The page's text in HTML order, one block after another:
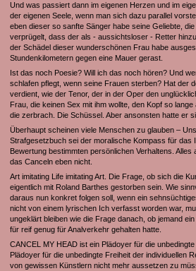
Und was passiert dann im eigenen Herzen und im
der eigenen Seele, wenn man sich dazu parallel
eben dieser so sanfte Sänger habe seine Geliebte,
verprügelt, dass der als - aussichtsloser - Retter
der Schädel dieser wunderschönen Frau habe
Stundenkilometern gegen eine Mauer gerast.
Ist das noch Poesie? Will ich das noch hören? Und
schlafen pflegt, wenn seine Frauen sterben? Hat der
verdient, wie der Tenor, der in der Oper den
Frau, die keinen Sex mit ihm wollte, den Kopf so
die zerbrach. Die Schüssel. Aber ansonsten hatte er
Überhaupt scheinen viele Menschen zu glauben –
Strafgesetzbuch sei der moralische Kompass für das
Bewertung bestimmten persönlichen Verhaltens.
das Canceln eben nicht.
Art imitating Life imitating Art. Die Frage, ob sich die
eigentlich mit Roland Barthes gestorben sein. Wie
daraus nun konkret folgen soll, wenn ein
nicht von einem lyrischen Ich verfasst worden war,
ungeklärt bleiben wie die Frage danach, ob jemand
für reif genug für Analverkehr gehalten hatte.
CANCEL MY HEAD ist ein Plädoyer für die
Plädoyer für die unbedingte Freiheit der individuellen
von gewissen Künstlern nicht mehr aussetzen zu